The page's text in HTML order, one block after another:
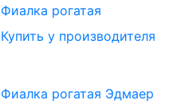
Фиалка рогатая
Купить у производителя
Фиалка рогатая Эдмаер